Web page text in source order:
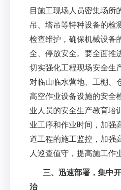
目施工现场人员密集场所
吊、塔吊等特种设备的检
检查维护，确保机械设备
全、停放安全。要全面推
切实强化工程现场安全生
对临山临水营地、工棚、
高空作业设备设施的安全
业人员的安全生产教育培
业工序和作业时间，加强
道工程的施工监控，加强
人巡查值守，提高施工作
三、迅速部署，集中
治